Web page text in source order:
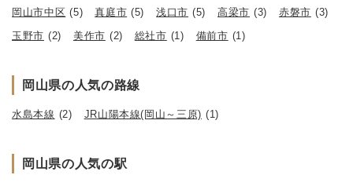
岡山市中区 (5) 真庭市 (5) 浅口市 (5) 高梁市 (3) 赤磐市 (3)
玉野市 (2) 美作市 (2) 総社市 (1) 備前市 (1)
岡山県の人気の路線
水島本線 (2) JR山陽本線(岡山～三原) (1)
岡山県の人気の駅